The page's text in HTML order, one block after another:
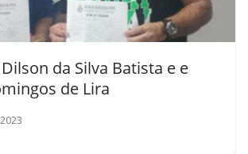
da Silva Batista e e
de Lira